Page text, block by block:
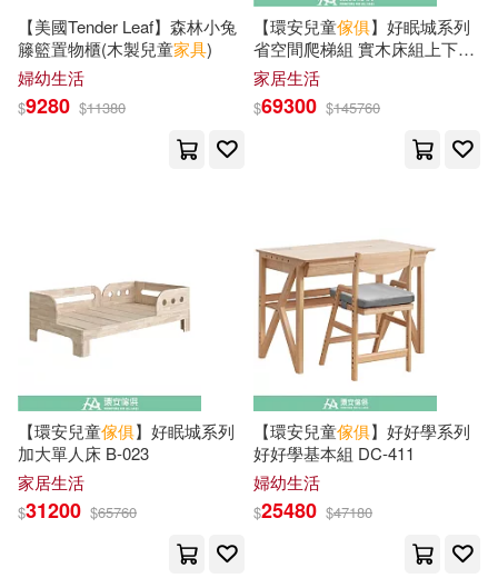
John (PHT)(10) Judith(10)
Sarah(9)
ヤマダ(9) 塩崎雄二(9)
西村智子(9) Baker(8)
Fred(8)
Chronicle Books Llc(19)
Harry N Abrams Inc(19)
Textstream(19)
青文(18)
Natl Book Network(17)
禾馬(17) 遼寧美術出版社(17)
中國電力出版社(15)
文物出版社(15)
【美國Tender Leaf】森林小兔
籐籃置物櫃(木製兒童家具)
婦幼生活
$9280 $11380
【環安兒童傢俱】好眠城系列
省空間爬梯組 實木床組上下舖
B-021
家居生活
$69300 $145760
【環安兒童傢俱】好眠城系列
加大單人床 B-023
家居生活
$31200 $65760
【環安兒童傢俱】好好學系列
好好學基本組 DC-411
婦幼生活
$25480 $47180